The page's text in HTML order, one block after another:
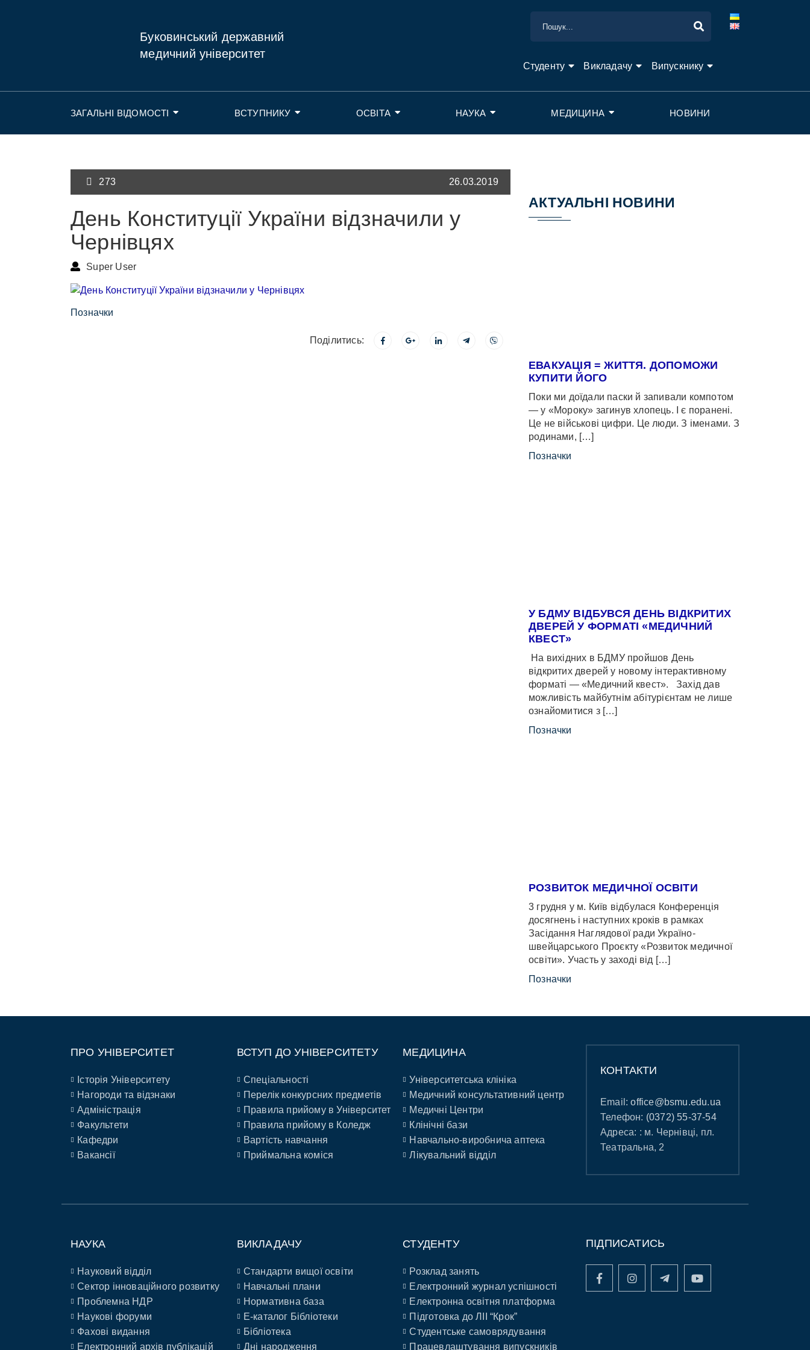
Буковинський державний
медичний університет
Студенту Викладачу Випускнику
ЗАГАЛЬНІ ВІДОМОСТІ ВСТУПНИКУ ОСВІТА НАУКА МЕДИЦИНА НОВИНИ
273 26.03.2019
День Конституції України відзначили у
Чернівцях
Super User
Позначки
Поділитись:
АКТУАЛЬНІ НОВИНИ
ЕВАКУАЦІЯ = ЖИТТЯ. ДОПОМОЖИ
КУПИТИ ЙОГО
Поки ми доїдали паски й запивали компотом
— у «Мороку» загинув хлопець. І є поранені.
Це не військові цифри. Це люди. З іменами. З
родинами, […]
Позначки
У БДМУ ВІДБУВСЯ ДЕНЬ ВІДКРИТИХ
ДВЕРЕЙ У ФОРМАТІ «МЕДИЧНИЙ
КВЕСТ»
На вихідних в БДМУ пройшов День
відкритих дверей у новому інтерактивному
форматі — «Медичний квест». Захід дав
можливість майбутнім абітурієнтам не лише
ознайомитися з […]
Позначки
РОЗВИТОК МЕДИЧНОЇ ОСВІТИ
3 грудня у м. Київ відбулася Конференція
досягнень і наступних кроків в рамках
Засідання Наглядової ради Україно-
швейцарського Проєкту «Розвиток медичної
освіти». Участь у заході від […]
Позначки
ПРО УНІВЕРСИТЕТ
Історія Університету
Нагороди та відзнаки
Адміністрація
Факультети
Кафедри
Вакансії
ВСТУП ДО УНІВЕРСИТЕТУ
Спеціальності
Перелік конкурсних предметів
Правила прийому в Університет
Правила прийому в Коледж
Вартість навчання
Приймальна коміся
МЕДИЦИНА
Університетська клініка
Медичний консультативний центр
Медичні Центри
Клінічні бази
Навчально-виробнича аптека
Лікувальний відділ
КОНТАКТИ
Email:office@bsmu.edu.ua
Телефон: (0372) 55-37-54
Адреса: : м. Чернівці, пл.
Театральна, 2
НАУКА
Науковий відділ
Сектор інноваційного розвитку
Проблемна НДР
Наукові форуми
Фахові видання
Електронний архів публікацій
ВИКЛАДАЧУ
Стандарти вищої освіти
Навчальні плани
Нормативна база
E-каталог Бібліотеки
Бібліотека
Дні народження
СТУДЕНТУ
Розклад занять
Електронний журнал успішності
Електронна освітня платформа
Підготовка до ЛІІ “Крок”
Студентське самоврядування
Працевлаштування випускників
ПІДПИСАТИСЬ